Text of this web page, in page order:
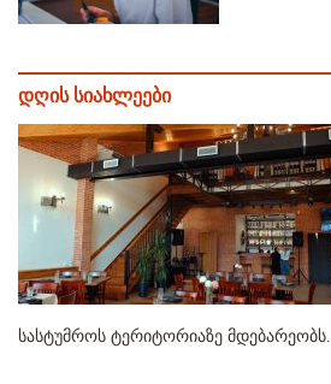
დღის სიახლეები
სასტუმროს ტერიტორიაზე მდებარეობს.